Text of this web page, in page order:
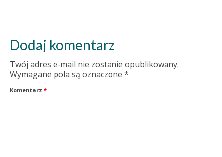
Dodaj komentarz
Twój adres e-mail nie zostanie opublikowany.
Wymagane pola są oznaczone *
Komentarz *